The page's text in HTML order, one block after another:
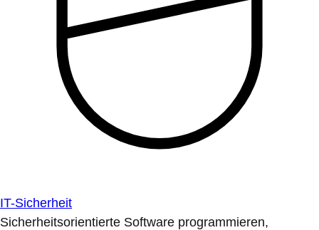
IT-Sicherheit
Sicherheitsorientierte Software programmieren,